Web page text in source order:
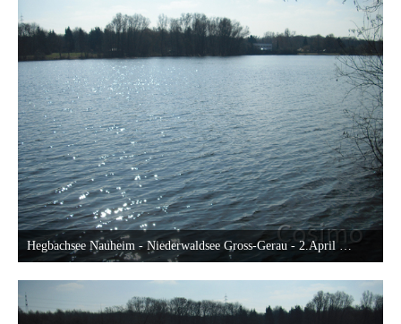
Hegbachsee Nauheim - Niederwaldsee Gross-Gerau - 2.April 2013
19. April 2013 um 20:23